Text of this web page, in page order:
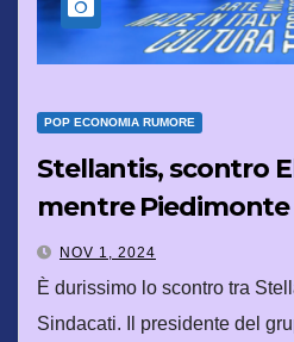
POP ECONOMIA RUMORE
Stellantis, scontro
mentre
NOV 1, 2024
È durissimo lo scontro tra
Sindacati. Il presidente del